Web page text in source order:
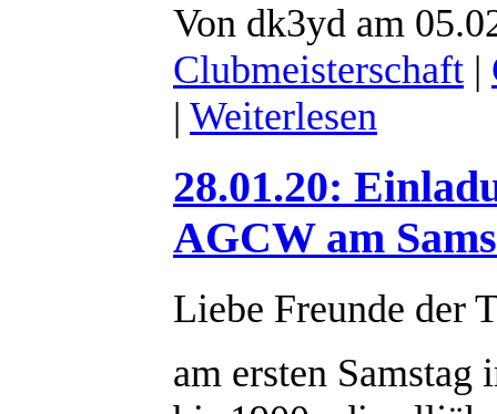
Von dk3yd am
Clubmeisterschaft |
| Weiterlesen
28.01.20:
AGCW am
Liebe Freunde der
am ersten